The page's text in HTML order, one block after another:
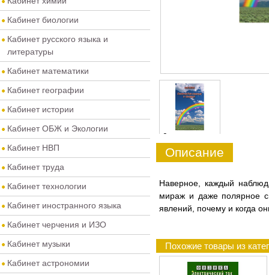
Кабинет биологии
Кабинет русского языка и
литературы
Кабинет математики
Кабинет географии
Кабинет истории
Кабинет ОБЖ и Экологии
Кабинет НВП
Кабинет труда
Кабинет технологии
Кабинет иностранного языка
Кабинет черчения и ИЗО
Кабинет музыки
Кабинет астрономии
0
Описание
Наверное, каждый
мираж и даже полярное
явлений, почему и когда
Похожие товары из